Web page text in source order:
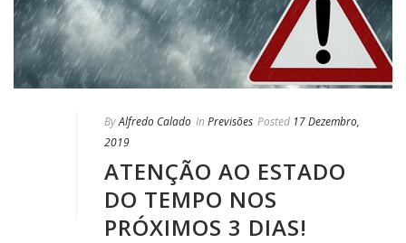
ByAlfredo Calado In Previsões Posted 17 Dezembro,
2019
ATENÇÃO AO ESTADO
DO TEMPO NOS
PRÓXIMOS 3 DIAS!